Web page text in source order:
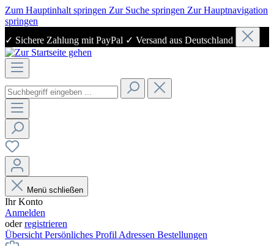
Zum Hauptinhalt springen Zur Suche springen Zur Hauptnavigation
springen
✓ Sichere Zahlung mit PayPal ✓ Versand aus Deutschland
Menü schließen
Ihr Konto
Anmelden
oderregistrieren
Übersicht Persönliches Profil Adressen Bestellungen